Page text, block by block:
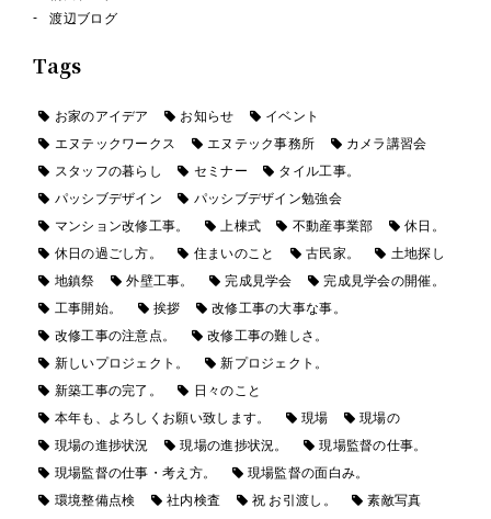
渡辺ブログ
Tags
お家のアイデア お知らせ
イベント
エヌテックワークス
エヌテック事務所
カメラ講習会
スタッフの暮らし
セミナー
タイル工事。
パッシブデザイン
パッシブデザイン勉強会
マンション改修工事。
上棟式 不動産事業部
休日。
休日の過ごし方。
住まいのこと 古民家。
土地探し
地鎮祭
外壁工事。 完成見学会
完成見学会の開催。
工事開始。
挨拶
改修工事の大事な事。
改修工事の注意点。
改修工事の難しさ。
新しいプロジェクト。
新プロジェクト。
新築工事の完了。
日々のこと
本年も、よろしくお願い致します。
現場
現場の
現場の進捗状況
現場の進捗状況。
現場監督の仕事。
現場監督の仕事・考え方。
現場監督の面白み。
環境整備点検
社内検査 祝 お引渡し。
素敵写真